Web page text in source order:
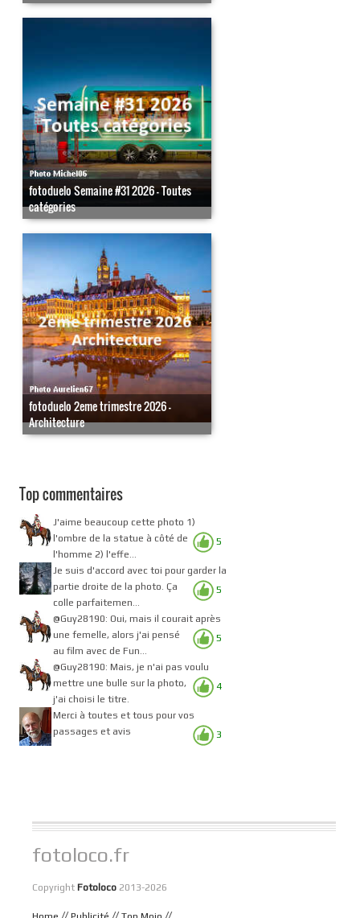
fotoduelo Semaine #31 2026 - Toutes
catégories
fotoduelo 2eme trimestre 2026 -
Architecture
Top commentaires
5
J'aime beaucoup cette photo 1)
l'ombre de la statue à côté de
l'homme 2) l'effe...
5
Je suis d'accord avec toi pour garder la
partie droite de la photo. Ça
colle parfaitemen...
5
@Guy28190: Oui, mais il courait après
une femelle, alors j'ai pensé
au film avec de Fun...
4
@Guy28190: Mais, je n'ai pas voulu
mettre une bulle sur la photo,
j'ai choisi le titre.
3
Merci à toutes et tous pour vos
passages et avis
fotoloco.fr
Copyright Fotoloco 2013-2026